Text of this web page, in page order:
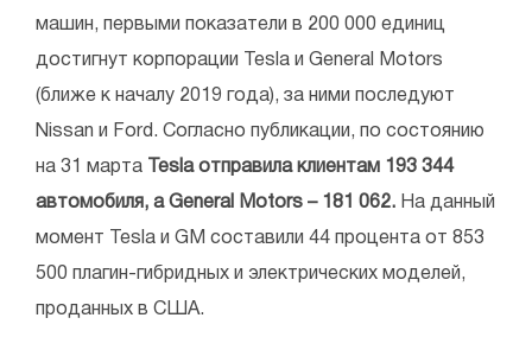
машин, первыми показатели в 200 000 единиц
достигнут корпорации Tesla и General Motors
(ближе к началу 2019 года), за ними последуют
Nissan и Ford. Согласно публикации, по состоянию
на 31 марта Tesla отправила клиентам 193 344
автомобиля, а General Motors – 181 062. На данный
момент Tesla и GM составили 44 процента от 853
500 плагин-гибридных и электрических моделей,
проданных в США.